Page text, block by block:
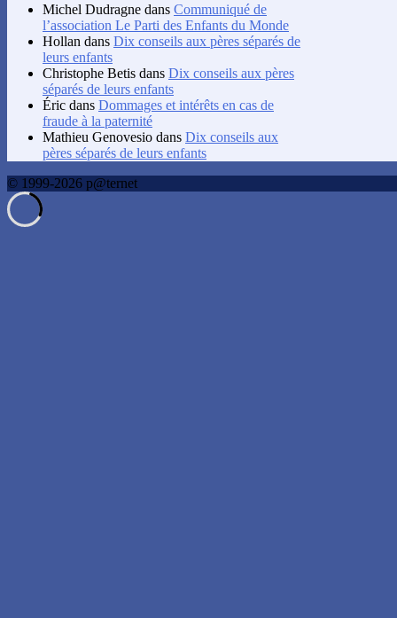
Michel Dudragne dans Communiqué de
l’association Le Parti des Enfants du Monde
Hollan dans Dix conseils aux pères séparés de
leurs enfants
Christophe Betis dans Dix conseils aux pères
séparés de leurs enfants
Éric dans Dommages et intérêts en cas de
fraude à la paternité
Mathieu Genovesio dans Dix conseils aux
pères séparés de leurs enfants
© 1999-2026 p@ternet